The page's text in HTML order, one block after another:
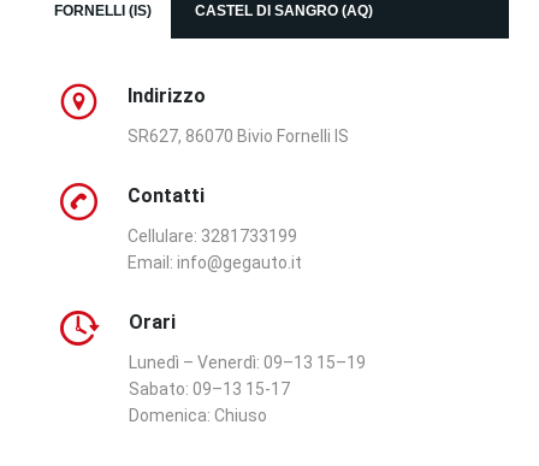
FORNELLI (IS) CASTEL DI SANGRO (AQ)
Indirizzo
SR627, 86070 Bivio Fornelli IS
Contatti
Cellulare: 3281733199
Email: info@gegauto.it
Orari
Lunedì – Venerdì: 09–13 15–19
Sabato: 09–13 15-17
Domenica: Chiuso